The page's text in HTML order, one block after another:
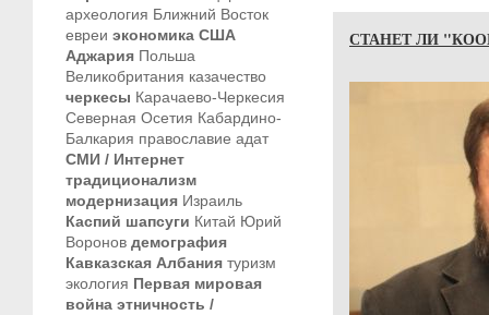
археология Ближний Восток
евреи экономика США
Аджария Польша
Великобритания казачество
черкесы Карачаево-Черкесия
Северная Осетия Кабардино-
Балкария православие адат
СМИ / Интернет
традиционализм
модернизация Израиль
Каспий шапсуги Китай Юрий
Воронов демография
Кавказская Албания туризм
экология Первая мировая
война этничность /
СТАНЕТ ЛИ